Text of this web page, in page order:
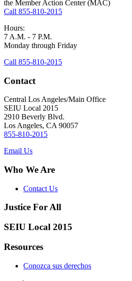
the Member Action Center (MAC)
Call 855-810-2015
Hours:
7 A.M. - 7 P.M.
Monday through Friday
Call 855-810-2015
Contact
Central Los Angeles/Main Office
SEIU Local 2015
2910 Beverly Blvd.
Los Angeles, CA 90057
855-810-2015
Email Us
Who We Are
Contact Us
Justice For All
SEIU Local 2015
Resources
Conozca sus derechos